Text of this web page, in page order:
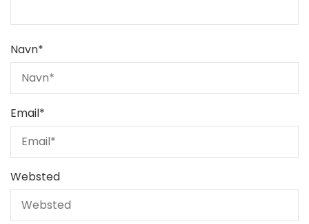
Navn*
Email*
Websted